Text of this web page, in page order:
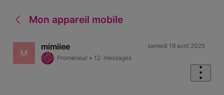
Mon appareil mobile
M
mimiiee
Promeneur • 12 messages
samedi 19 avril 2025